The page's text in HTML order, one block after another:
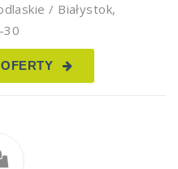
/ Białystok,
30